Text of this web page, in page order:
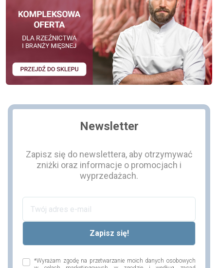
Newsletter
Zapisz się do newslettera, aby otrzymywać
zniżki oraz informacje o promocjach i
wyprzedażach.
*Wyrażam zgodę na przetwarzanie moich danych osobowych